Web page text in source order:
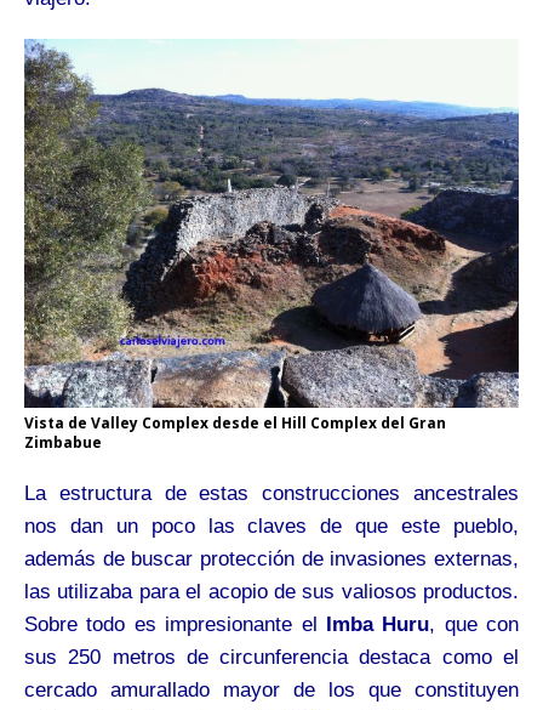
Vista de Valley Complex desde el Hill Complex del Gran
Zimbabue
La estructura de estas construcciones ancestrales
nos dan un poco las claves de que este pueblo,
además de buscar protección de invasiones externas,
las utilizaba para el acopio de sus valiosos productos.
Sobre todo es impresionante el
Imba Huru, que con
sus 250 metros de circunferencia destaca como el
cercado amurallado mayor de los que constituyen